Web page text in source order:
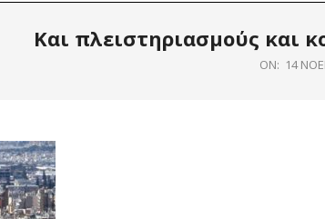
Και πλειστηριασμούς και
ON: 14